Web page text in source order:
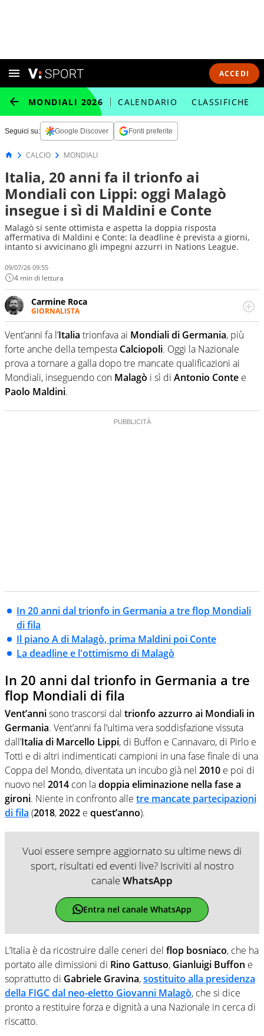
ACCEDI
MONDIALI 2026 CALENDARIO CLASSIFICHE
Seguici su: Google Discover Fonti preferite
CALCIO MONDIALI
Italia, 20 anni fa il trionfo ai
Mondiali con Lippi: oggi Malagò
insegue i sì di Maldini e Conte
Malagò si sente ottimista e aspetta la doppia risposta
affermativa di Maldini e Conte: la deadline è prevista a giorni,
intanto si avvicinano gli impegni azzurri in Nations League.
09/07/26 09:55
4 min di lettura
Carmine Roca
GIORNALISTA
Giornalista pubblicista, appassionato di calcio in tutte le
sue sfaccettature, con una particolare predilezione per i
campionati minori.
Vent’anni fa l’Italia trionfava ai Mondiali di Germania, più
forte anche della tempesta Calciopoli. Oggi la Nazionale
prova a tornare a galla dopo tre mancate qualificazioni ai
Mondiali, inseguendo con Malagò i sì di Antonio Conte e
Paolo Maldini.
In 20 anni dal trionfo in Germania a tre flop Mondiali
di fila
Il piano A di Malagò, prima Maldini poi Conte
La deadline e l'ottimismo di Malagò
In 20 anni dal trionfo in Germania a tre
flop Mondiali di fila
Vent’annisono trascorsi dal trionfo azzurro ai Mondiali in
Germania. Vent’anni fa l’ultima vera soddisfazione vissuta
dall’Italia di Marcello Lippi, di Buffon e Cannavaro, di Pirlo e
Totti e di altri indimenticati campioni in una fase finale di una
Coppa del Mondo, diventata un incubo già nel 2010 e poi di
nuovo nel 2014 con ladoppia eliminazione nella fase a
gironi. Niente in confronto alle tre mancate partecipazioni
di fila (2018,2022 e quest’anno).
Vuoi essere sempre aggiornato su ultime news di
sport, risultati ed eventi live? Iscriviti al nostro
canaleWhatsApp
Entra nel canale WhatsApp
L’Italia è da ricostruire dalle ceneri del flop bosniaco, che ha
portato alle dimissioni di Rino Gattuso, Gianluigi Buffon e
soprattutto di Gabriele Gravina,sostituito alla presidenza
della FIGC dal neo-eletto Giovanni Malagò, che si dice
pronto a restituire forza e dignità a una Nazionale in cerca di
riscatto.